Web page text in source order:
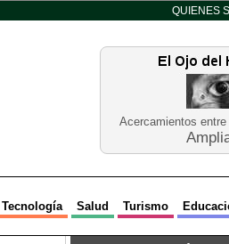
QUIENES
Acercamientos
Tecnología Salud Turismo